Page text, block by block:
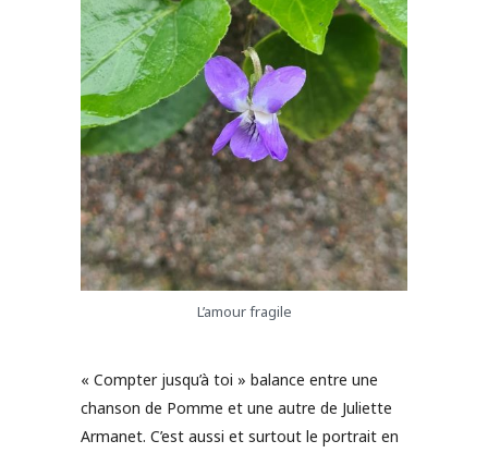
L’amour fragile
« Compter jusqu’à toi » balance entre une
chanson de Pomme et une autre de Juliette
Armanet. C’est aussi et surtout le portrait en